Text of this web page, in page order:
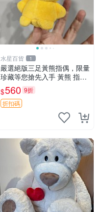
水星百貨 1
嚴選絕版三足黃熊指偶，限量
珍藏等您搶先入手 黃熊 指偶
珍藏品
$560 9折
折扣碼